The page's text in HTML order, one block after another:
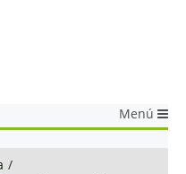
Menú
/